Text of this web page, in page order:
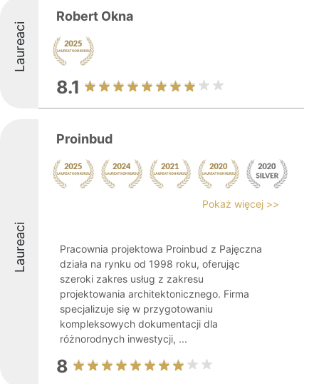
Laureaci
Robert Okna
8.1
Laureaci
Proinbud
Pokaż więcej >>
Pracownia projektowa Proinbud z Pajęczna
działa na rynku od 1998 roku, oferując
szeroki zakres usług z zakresu
projektowania architektonicznego. Firma
specjalizuje się w przygotowaniu
kompleksowych dokumentacji dla
różnorodnych inwestycji, ...
8